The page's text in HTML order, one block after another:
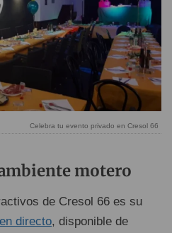
Celebra tu evento privado en Cresol 66
motero
de Cresol 66 es su
directo, disponible de